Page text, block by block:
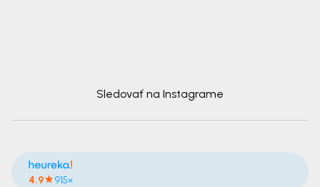
Sledovať na Instagrame
4.9 915×